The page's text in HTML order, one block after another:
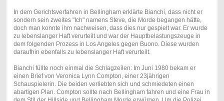
In dem Gerichtsverfahren in Bellingham erklärte Bianchi, dass nicht er
sondern sein zweites "Ich" namens Steve, die Morde begangen hätte,
doch man konnte ihm nachweisen, dass dies nur gespielt war. Er wurde
zu lebenslanger Haft verurteilt und war der Hauptbelastungszeuge in
dem folgenden Prozess in Los Angeles gegen Buono. Diese wurden
daraufhin ebenfalls zu lebenslanger Haft verurteilt.
Bianchi füllte noch einmal die Schlagzeilen: Im Juni 1980 bekam er
einen Brief von Veronica Lynn Compton, einer 23jährigen
Schauspielerin. Die beiden verliebten sich und schmiedeten einen
abartigen Plan. Compton sollte nach Bellingham fahren und eine Frau in